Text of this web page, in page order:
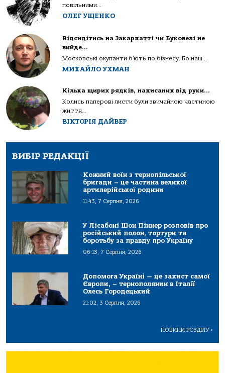
повільними...
ОЛЕГ УЩЕНКО
Відсидітись на Закарпатті чи Буковелі не
вийде…
Московські окупанти б’ють по бізнесу. Бо наш...
МИХАЙЛО УХМАН
Кілька щирих рядків, написаних від руки…
Колись паперові листи були звичайною частиною
життя...
ВІКТОРІЯ ДАЙВЕР
ВИБІР РЕДАКЦІЇ
Кожний воїн з тернопільської
бригади – це частина великої
артилерійської родини
11:43, 7 Серпня, 2026
У Лісабоні Шон Піннер розповів про
російський полон, тортури та
боротьбу за правду про Україну
06:13, 7 Серпня, 2026
Допомога Україні — це захист самої
Європи, – тернополянин в Італії
Олесь Городецький
21:02, 3 Серпня, 2026
НОВИНИ РОЗДІЛУ>